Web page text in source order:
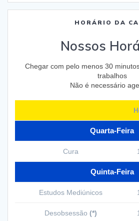
HORÁRIO DA
Nossos
Chegar com pelo menos 30
trabalhos
Não é necessário
Quarta-Feira
Cura
Quinta-Feira
Estudos Mediúnicos
Desobsessão (*)